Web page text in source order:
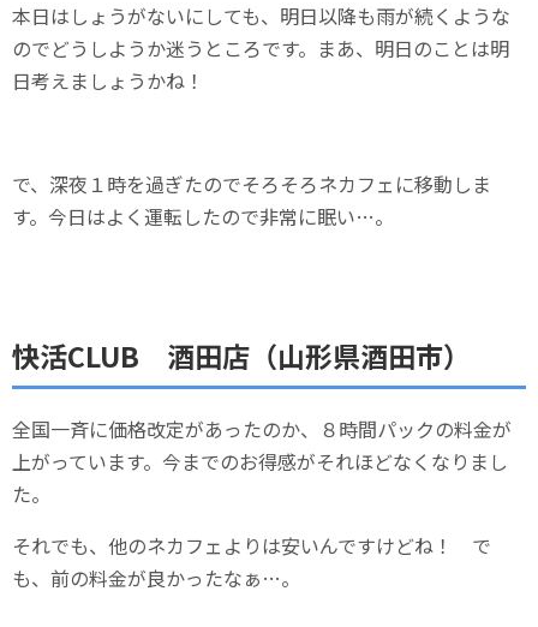
本日はしょうがないにしても、明日以降も雨が続くような
のでどうしようか迷うところです。まあ、明日のことは明
日考えましょうかね！
で、深夜１時を過ぎたのでそろそろネカフェに移動しま
す。今日はよく運転したので非常に眠い…。
快活CLUB 酒田店（山形県酒田市）
全国一斉に価格改定があったのか、８時間パックの料金が
上がっています。今までのお得感がそれほどなくなりまし
た。
それでも、他のネカフェよりは安いんですけどね！ で
も、前の料金が良かったなぁ…。